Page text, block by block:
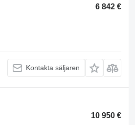
6 842 €
Kontakta säljaren
10 950 €